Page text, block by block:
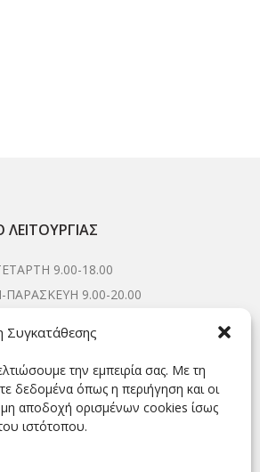
Συγκατάθεσης
την εμπειρία σας. Με τη
δεδομένα όπως η περιήγηση και οι
αποδοχή ορισμένων cookies ίσως
ιστότοπου.
ΛΕΙΤΟΥΡΓΊΑΣ
9.00-18.00
9.00-20.00
ΠΡΏΤΟΙ NΈΑ &
ΜΑΣ!